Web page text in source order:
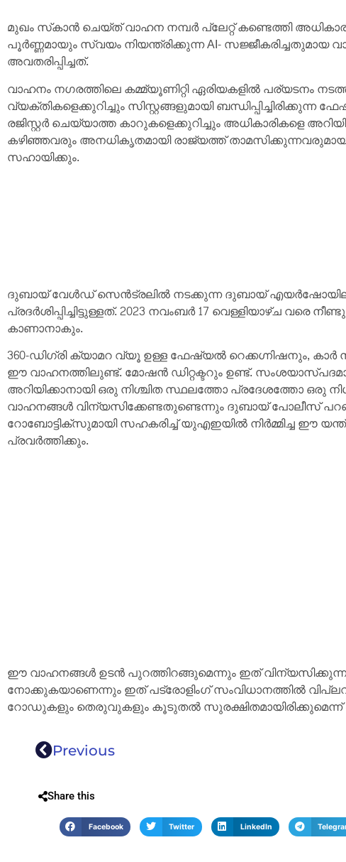
മുഖം സ്‌കാൻ ചെയ്ത് വാഹന നമ്പർ പ്ലേറ്റ് കണ്ടെത്തി
പൂർണ്ണമായും സ്വയം നിയന്ത്രിക്കുന്ന AI-
അവതരിപ്പിച്ചത്.
വാഹനം നഗരത്തിലെ കമ്മ്യൂണിറ്റി ഏരിയകളിൽ പര്യടനം
വ്യക്തികളെക്കുറിച്ചും സിസ്റ്റങ്ങളുമായി ബന്ധിപ്പിച്ചിരിക്കുന്ന
രജിസ്റ്റർ ചെയ്യാത്ത കാറുകളെക്കുറിച്ചും അധികാരികളെ
കഴിഞ്ഞവരും അനധികൃതമായി രാജ്യത്ത്
സഹായിക്കും.
ദുബായ് വേൾഡ് സെൻട്രലിൽ നടക്കുന്ന ദുബായ്
പ്രദർശിപ്പിച്ചിട്ടുള്ളത്. 2023 നവംബർ 17 വെള്ളിയാഴ്ച
കാണാനാകും.
360-ഡിഗ്രി ക്യാമറ വ്യൂ ഉള്ള ഫേഷ്യൽ റെക്കഗ്നിഷനും, കാർ
ഈ വാഹനത്തിലുണ്ട്. മോഷൻ ഡിറ്റക്ടറും ഉണ്ട്.
അറിയിക്കാനായി ഒരു നിശ്ചിത സ്ഥലത്തോ പ്രദേശത്തോ ഒരു
വാഹനങ്ങൾ വിന്യസിക്കേണ്ടതുണ്ടെന്നും ദുബായ് പോലീസ്
റോബോട്ടിക്‌സുമായി സഹകരിച്ച് യുഎഇയിൽ നിർമ്മിച്ച ഈ
പ്രവർത്തിക്കും.
ഈ വാഹനങ്ങൾ ഉടൻ പുറത്തിറങ്ങുമെന്നും ഇത്
നോക്കുകയാണെന്നും ഇത് പട്രോളിംഗ് സംവിധാനത്തിൽ
റോഡുകളും തെരുവുകളും കൂടുതൽ
Previous
Share this
Facebook Twitter LinkedIn